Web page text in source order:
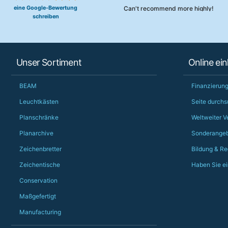
eine Google-Bewertung
schreiben
Can't recommend more highly!
Unser Sortiment
BEAM
Leuchtkästen
Planschränke
Planarchive
Zeichenbretter
Zeichentische
Conservation
Maßgefertigt
Manufacturing
Online
Seite
Weltweiter
Bildung &
Haben Sie